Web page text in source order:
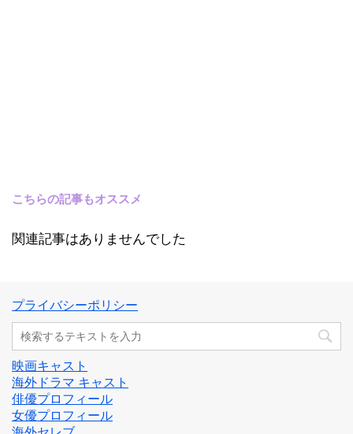
こちらの記事もオススメ
関連記事はありませんでした
プライバシーポリシー
映画キャスト
海外ドラマ キャスト
俳優プロフィール
女優プロフィール